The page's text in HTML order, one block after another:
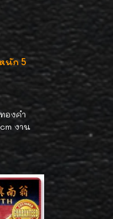
นัก 5
องคำ
งาน